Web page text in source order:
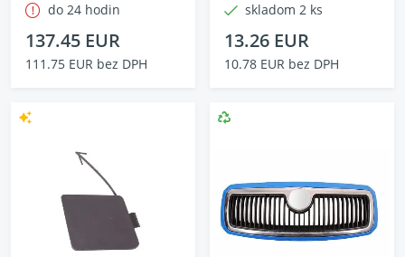
do 24 hodin
137.45 EUR
111.75 EUR bez DPH
skladom 2 ks
13.26 EUR
10.78 EUR bez DPH